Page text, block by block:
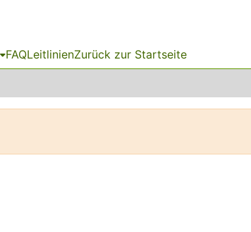
FAQLeitlinienZurück zur Startseite